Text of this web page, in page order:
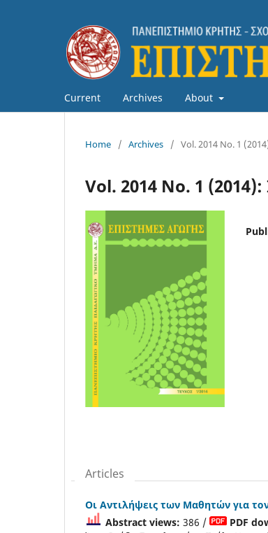
Current Archives About
Home / Archives / Vol. 2014 No. 1
Vol. 2014 No. 1
Articles
Οι Αντιλήψεις των Μαθητών για
Abstract views: 386 / PDF